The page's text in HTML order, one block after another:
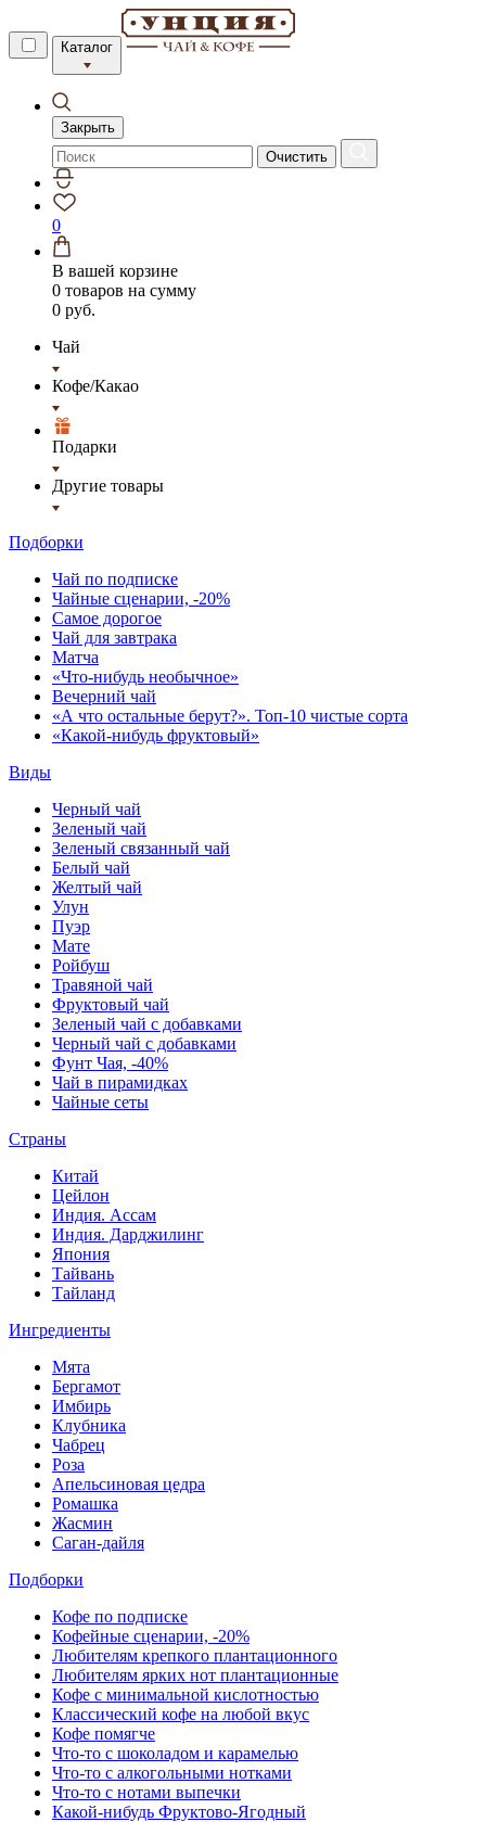
Каталог
Закрыть
Очистить
0
В вашей корзине
0 товаров на сумму
0 руб.
Чай
Кофе/Какао
Подарки
Другие товары
Подборки
Чай по подписке
Чайные сценарии, -20%
Самое дорогое
Чай для завтрака
Матча
«Что-нибудь необычное»
Вечерний чай
«А что остальные берут?». Топ-10 чистые сорта
«Какой-нибудь фруктовый»
Виды
Черный чай
Зеленый чай
Зеленый связанный чай
Белый чай
Желтый чай
Улун
Пуэр
Мате
Ройбуш
Травяной чай
Фруктовый чай
Зеленый чай с добавками
Черный чай с добавками
Фунт Чая, -40%
Чай в пирамидках
Чайные сеты
Страны
Китай
Цейлон
Индия. Ассам
Индия. Дарджилинг
Япония
Тайвань
Тайланд
Ингредиенты
Мята
Бергамот
Имбирь
Клубника
Чабрец
Роза
Апельсиновая цедра
Ромашка
Жасмин
Саган-дайля
Подборки
Кофе по подписке
Кофейные сценарии, -20%
Любителям крепкого плантационного
Любителям ярких нот плантационные
Кофе с минимальной кислотностью
Классический кофе на любой вкус
Кофе помягче
Что-то с шоколадом и карамелью
Что-то с алкогольными нотками
Что-то с нотами выпечки
Какой-нибудь Фруктово-Ягодный